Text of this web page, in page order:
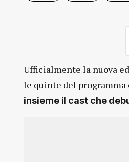
Ufficialmente la nuova
le quinte del
insieme il cast che